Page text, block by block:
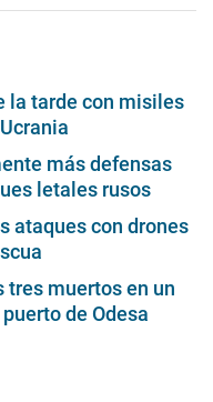
la tarde con misiles
más defensas
letales rusos
ataques con drones
tres muertos en un
de Odesa